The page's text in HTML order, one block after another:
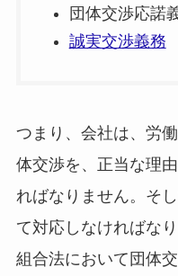
団体交渉応諾
誠実交渉義務
つまり、会社は、労
体交渉を、正当な理
ればなりません。そ
て対応しなければな
組合法において団体